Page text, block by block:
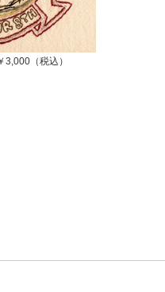
（税込）